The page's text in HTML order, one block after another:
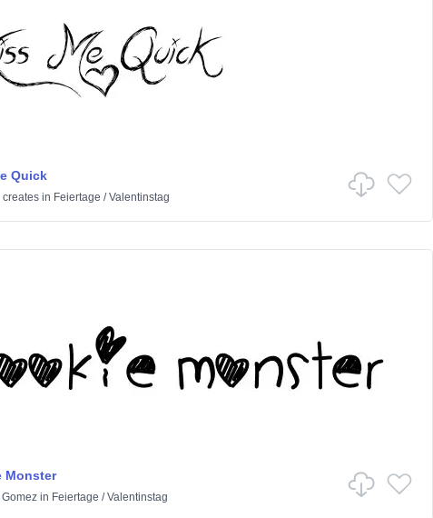
Quick
createsin Feiertage /Valentinstag
Monster
Gomezin Feiertage /Valentinstag